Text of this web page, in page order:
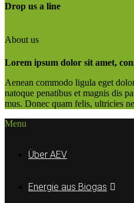
Drop us a line
About us
Lorem ipsum dolor sit amet,
Aenean commodo ligula eget
natoque penatibus et magnis dis
mus. Donec quam felis, ultricies
Menu
Über AEV
Energie aus Biogas